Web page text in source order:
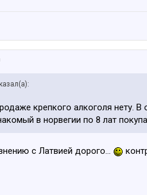
крепкого алкоголя нету.
в норвегии по 8 лат
с Латвией дорого...